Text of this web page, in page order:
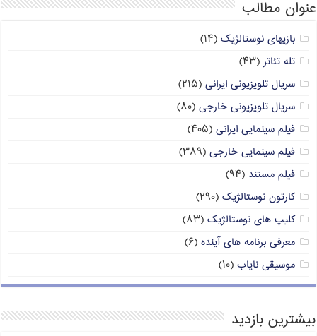
عنوان مطالب
بازیهای نوستالژیک (۱۴)
تله تئاتر(۴۳)
سریال تلویزیونی ایرانی (۲۱۵)
سریال تلویزیونی خارجی (۸۰)
فیلم سینمایی ایرانی (۴۰۵)
فیلم سینمایی خارجی (۳۸۹)
فیلم مستند (۹۴)
کارتون نوستالژیک (۲۹۰)
کلیپ های نوستالژیک (۸۳)
معرفی برنامه های آینده (۶)
موسیقی نایاب (۱۰)
بیشترین بازدید